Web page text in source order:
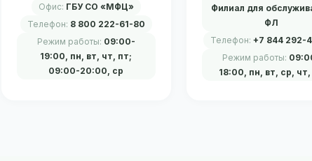
Офис: ГБУ СО «МФЦ»
Телефон: 8 800 222-61-80
Режим работы: 09:00-
19:00, пн, вт, чт, пт;
09:00-20:00, ср
Филиал для
ФЛ
Телефон:+7 844 292-
Режим работы:
18:00, пн, вт, ср, чт,